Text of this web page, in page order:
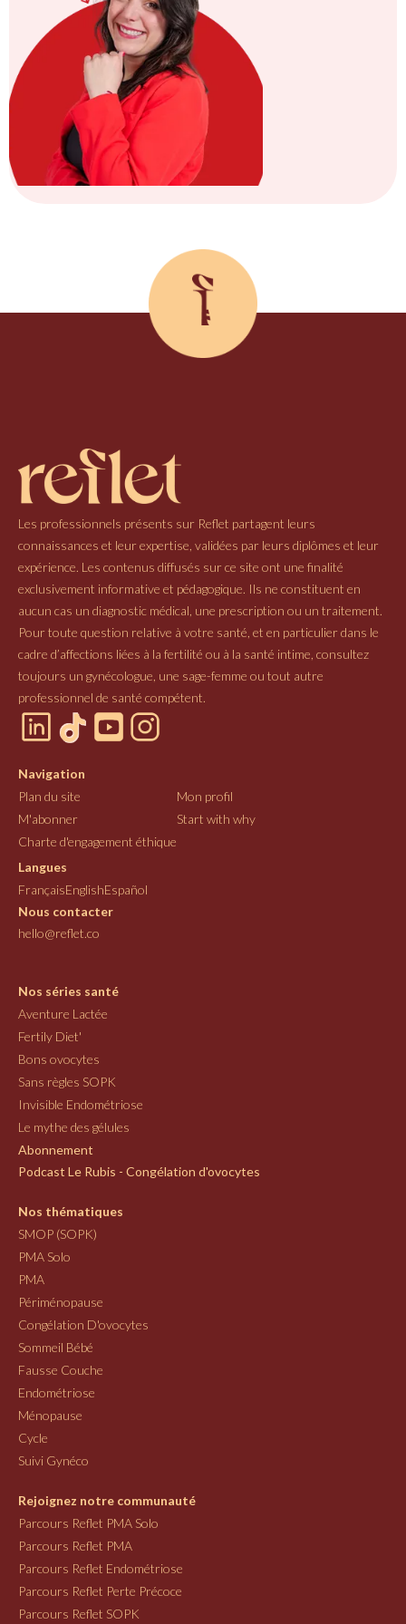
Les professionnels présents sur Reflet partagent leurs
connaissances et leur expertise, validées par leurs diplômes et leur
expérience. Les contenus diffusés sur ce site ont une finalité
exclusivement informative et pédagogique. Ils ne constituent en
aucun cas un diagnostic médical, une prescription ou un traitement.
Pour toute question relative à votre santé, et en particulier dans le
cadre d’affections liées à la fertilité ou à la santé intime, consultez
toujours un gynécologue, une sage-femme ou tout autre
professionnel de santé compétent.
Navigation
Plan du site
Mon profil
M'abonner
Start with why
Charte d'engagement éthique
Langues
FrançaisEnglishEspañol
Nous contacter
hello@reflet.co
Nos séries santé
Aventure Lactée
Fertily Diet'
Bons ovocytes
Sans règles SOPK
Invisible Endométriose
Le mythe des gélules
Abonnement
Podcast Le Rubis - Congélation d'ovocytes
Nos thématiques
SMOP (SOPK)
PMA Solo
PMA
Périménopause
Congélation D'ovocytes
Sommeil Bébé
Fausse Couche
Endométriose
Ménopause
Cycle
Suivi Gynéco
Rejoignez notre communauté
Parcours Reflet PMA Solo
Parcours Reflet PMA
Parcours Reflet Endométriose
Parcours Reflet Perte Précoce
Parcours Reflet SOPK